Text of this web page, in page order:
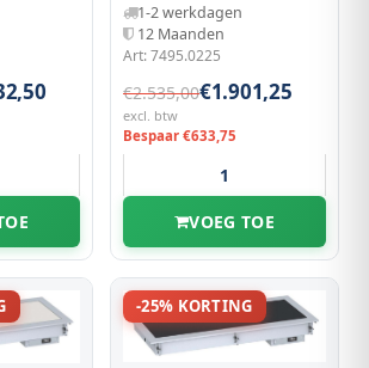
1-2 werkdagen
12 Maanden
Art: 7495.0225
€2.535,00€1.901,25
excl. btw
Bespaar €633,75
VOEG TOE
-25% KORTING